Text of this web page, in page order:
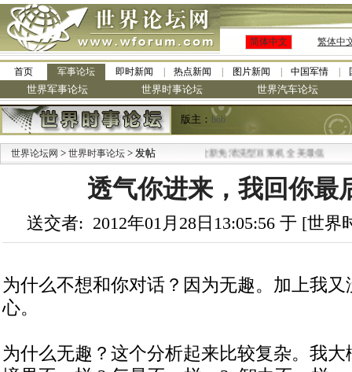
简体中文 繁体中
首页 军事论坛 即时新闻 热点新闻 图片新闻 中国军情
世界军事论坛 世界时事论坛 世界汽车论坛
版主： bob
世界论坛网 > 世界时事论坛 > 发帖
·九阳全新免清洗型豆浆机 全美最低
透气你进来，我回你最
送交者: 2012年01月28日13:05:56 于 [世
为什么不想和你对话？因为无趣。加上我
心。
为什么无趣？这个分析起来比较复杂。我